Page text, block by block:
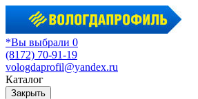
*Вы выбрали 0
(8172) 70-91-19
vologdaprofil@yandex.ru
Каталог
Закрыть